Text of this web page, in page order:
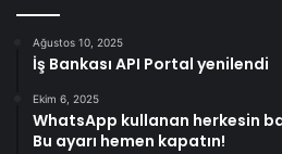
Ağustos 10, 2025
İş Bankası API Portal yenilendi
Ekim 6, 2025
WhatsApp kullanan herkesin
Bu ayarı hemen kapatın!